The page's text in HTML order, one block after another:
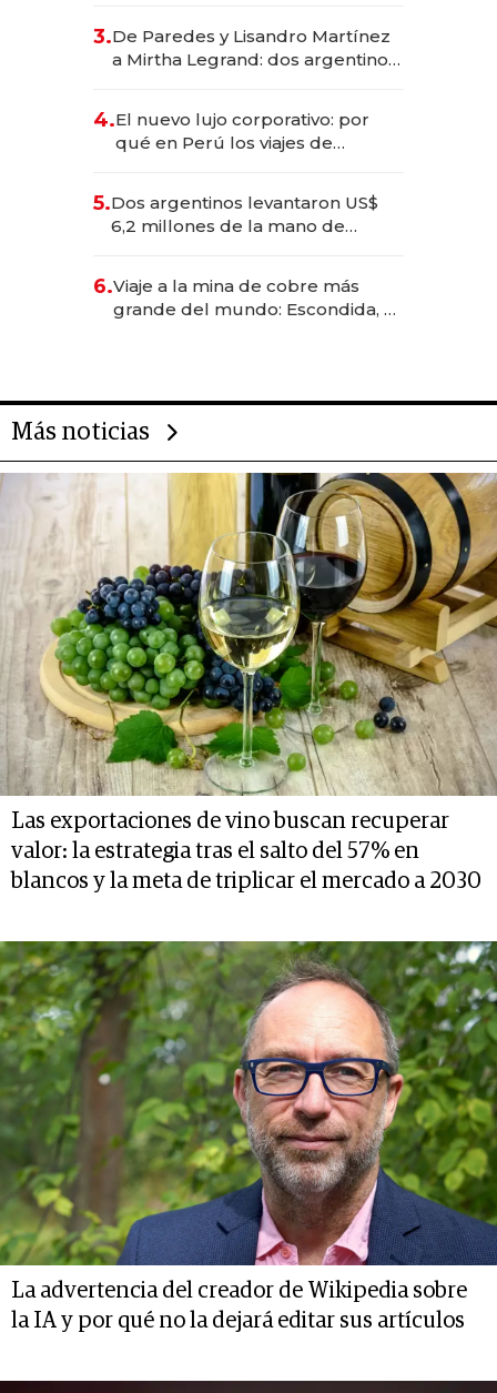
las marcas "fast premium"
3.De Paredes y Lisandro Martínez
a Mirtha Legrand: dos argentinos
4.El nuevo lujo corporativo: por
qué en Perú los viajes de
para convertirse en experiencias
transformadoras
5.Dos argentinos levantaron US$
6,2 millones de la mano de
6.Viaje a la mina de cobre más
grande del mundo: Escondida, el
Más noticias
Las exportaciones de vino buscan recuperar
valor: la estrategia tras el salto del 57% en
blancos y la meta de triplicar el mercado a 2030
La advertencia del creador de Wikipedia sobre
la IA y por qué no la dejará editar sus artículos